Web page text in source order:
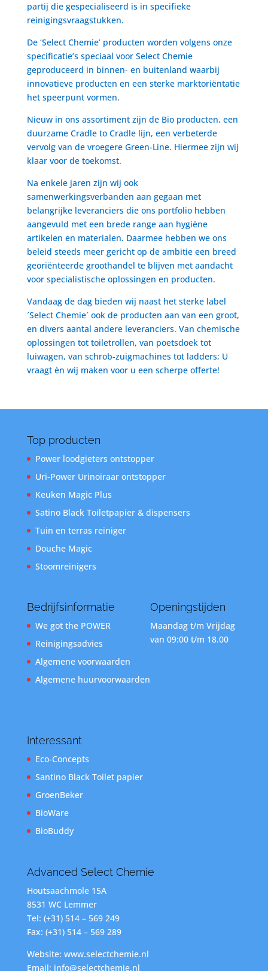
partij die gespecialiseerd is in specifieke
reinigingsvraagstukken.
De ‘Select Chemie’ producten worden volgens onze
specificatie’s speciaal voor Select Chemie
geproduceerd in binnen- en buitenland waarbij
innovatieve producten en een sterke marktoriëntatie
het speerpunt vormen.
Nieuw in ons assortiment zijn de Bio producten, een
duurzame Cradle to Cradle lijn, een verbeterde
vervolg van de vroegere Green-Line. Hiermee zijn wij
klaar voor de toekomst.
Na enkele jaren zijn wij ook
samenwerkingsverbanden aan gegaan met
belangrijke leveranciers die ons portfolio hebben
aangevuld met een brede range aan hygiëne
artikelen en materialen. Daarmee hebben we ons
beleid steeds meer gericht op de ambitie een breed
georiënteerde groothandel te blijven met aandacht
voor specialistische oplossingen en producten.
Vandaag de dag bieden wij naast het sterke label
´Select Chemie´ ook de producten aan van een groot,
en divers aantal andere leveranciers. Van chemische
oplossingen tot toiletrollen, van poetsdoek tot
luiwagen, van schrob-zuigmachines tot ladders; U
vraagt èn wij maken voor u een scherpe offerte!
Top producten
Power loodgieters ontstopper
Uri-Power Urinoiraar ontstopper
Keuken Magic Plus
Satino Black Toiletpapier & dispensers
Tuin en terras reiniger
Douche Magic
Stoomreinigers
Bedrijfsinformatie
We got the POWER
Reinigingsadvies
Algemene voorwaarden
Algemene huurvoorwaarden
Openingstijden
Maandag t/m Vrijdag
van 09:00 t/m 18.00
Interessant
Eco-Concepts
Santino Black Toilet papier
GroenBeker
BioWare
BioBuddy
Advanced Select Chemie
Houtsaachmole 15A
8531 WC Lemmer
Tel: (+31) 514 – 569 249
Fax: (+31) 514 – 569 289
Website: www.selectchemie.nl
Email: info@selectchemie.nl